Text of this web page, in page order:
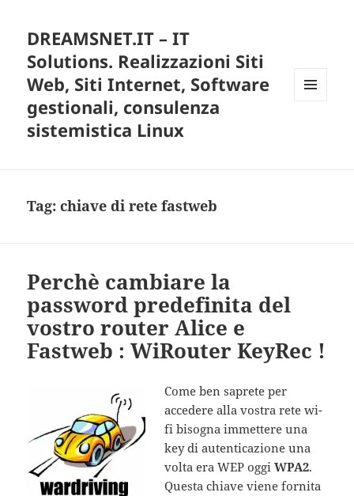
DREAMSNET.IT – IT
Solutions. Realizzazioni Siti
Web, Siti Internet, Software
gestionali, consulenza
sistemistica Linux
Tag:chiave di rete fastweb
Perchè cambiare la
password predefinita del
vostro router Alice e
Fastweb : WiRouter KeyRec !
Come ben saprete per
accedere alla vostra rete wi-
fi bisogna immettere una
key di autenticazione una
volta era WEP oggiWPA2.
Questa chiave viene fornita